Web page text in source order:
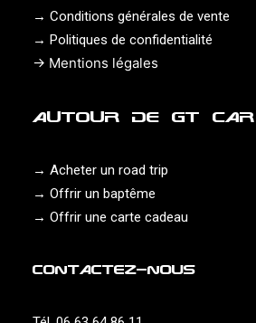
→ Conditions générales de vente
→ Politiques de confidentialité
→ Mentions légales
AUTOUR DE GT
→ Acheter un road trip
→ Offrir un baptême
→ Offrir une carte cadeau
CONTACTEZ-NOUS